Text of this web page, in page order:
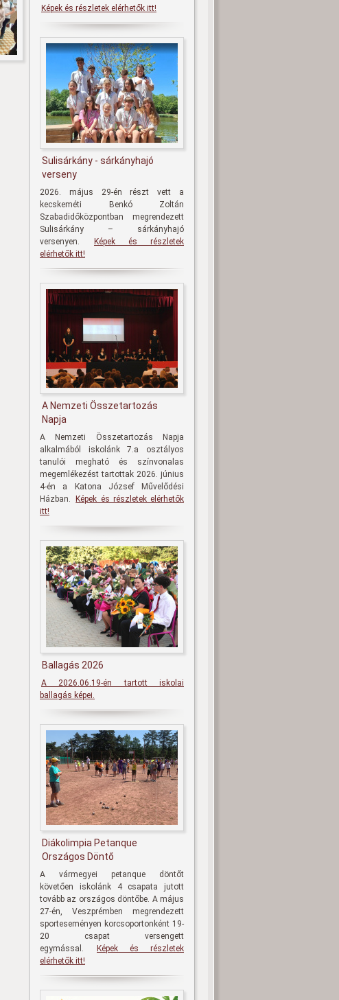
Képek és részletek elérhetők itt!
Sulisárkány - sárkányhajó
verseny
2026. május 29-én részt vett a
kecskeméti Benkó Zoltán
Szabadidőközpontban megrendezett
Sulisárkány – sárkányhajó
versenyen.
Képek és részletek
elérhetők itt!
A Nemzeti Összetartozás
Napja
A Nemzeti Összetartozás Napja
alkalmából iskolánk 7.a osztályos
tanulói megható és színvonalas
megemlékezést tartottak 2026. június
4-én a Katona József Művelődési
Házban.
Képek és részletek elérhetők
itt!
Ballagás 2026
A 2026.06.19-én tartott iskolai
ballagás képei.
Diákolimpia Petanque
Országos Döntő
A vármegyei petanque döntőt
követően iskolánk 4 csapata jutott
tovább az országos döntőbe. A május
27-én, Veszprémben megrendezett
sporteseményen korcsoportonként 19-
20 csapat versengett
egymással.
Képek és részletek
elérhetők itt!